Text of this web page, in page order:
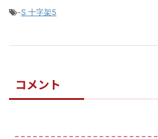
-S 十字架5
コメント